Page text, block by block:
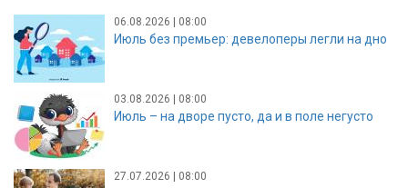
06.08.2026 | 08:00
Июль без премьер: девелоперы легли на дно
03.08.2026 | 08:00
Июль – на дворе пусто, да и в поле негусто
27.07.2026 | 08:00